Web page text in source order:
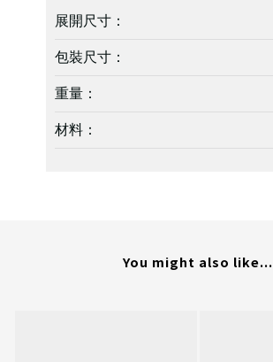
展開尺寸：
包裝尺寸：
重量：
材料：
You might also like...